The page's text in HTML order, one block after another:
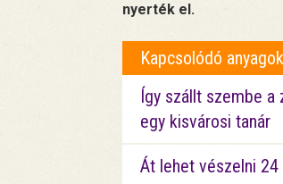
nyerték el.
Kapcsolódó anyagok
Így szállt szembe a
egy kisvárosi tanár
Át lehet vészelni 24